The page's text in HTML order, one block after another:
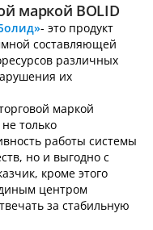
маркой BOLID
- это продукт
составляющей
различных
их
маркой
только
работы системы
но и выгодно с
кроме этого
центром
за стабильную